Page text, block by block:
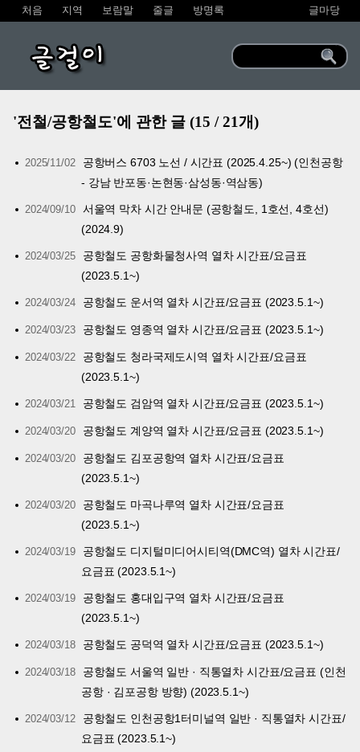
처음 지역 보람말 줄글 방명록 글마당
글걸이
'전철/공항철도'에 관한 글 (15 / 21개)
2025/11/02
공항버스 6703 노선 / 시간표 (2025.4.25~) (인천공항
- 강남 반포동·논현동·삼성동·역삼동)
2024/09/10
서울역 막차 시간 안내문 (공항철도, 1호선, 4호선)
(2024.9)
2024/03/25
공항철도 공항화물청사역 열차 시간표/요금표
(2023.5.1~)
2024/03/24 공항철도 운서역 열차 시간표/요금표 (2023.5.1~)
2024/03/23 공항철도 영종역 열차 시간표/요금표 (2023.5.1~)
2024/03/22
공항철도 청라국제도시역 열차 시간표/요금표
(2023.5.1~)
2024/03/21 공항철도 검암역 열차 시간표/요금표 (2023.5.1~)
2024/03/20 공항철도 계양역 열차 시간표/요금표 (2023.5.1~)
2024/03/20
공항철도 김포공항역 열차 시간표/요금표
(2023.5.1~)
2024/03/20
공항철도 마곡나루역 열차 시간표/요금표
(2023.5.1~)
2024/03/19
공항철도 디지털미디어시티역(DMC역) 열차 시간표/
요금표 (2023.5.1~)
2024/03/19
공항철도 홍대입구역 열차 시간표/요금표
(2023.5.1~)
2024/03/18 공항철도 공덕역 열차 시간표/요금표 (2023.5.1~)
2024/03/18
공항철도 서울역 일반 · 직통열차 시간표/요금표 (인천
공항 · 김포공항 방향) (2023.5.1~)
2024/03/12
공항철도 인천공항1터미널역 일반 · 직통열차 시간표/
요금표 (2023.5.1~)